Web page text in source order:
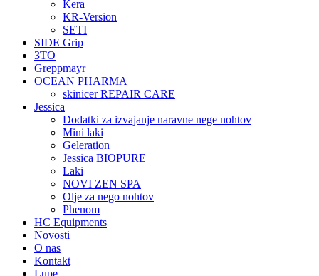
Kera
KR-Version
SETI
SIDE Grip
3TO
Greppmayr
OCEAN PHARMA
skinicer REPAIR CARE
Jessica
Dodatki za izvajanje naravne nege nohtov
Mini laki
Geleration
Jessica BIOPURE
Laki
NOVI ZEN SPA
Olje za nego nohtov
Phenom
HC Equipments
Novosti
O nas
Kontakt
Lupe